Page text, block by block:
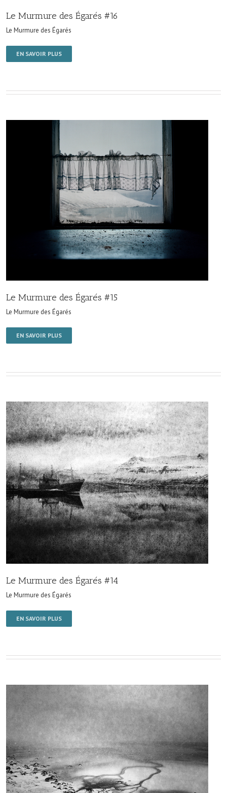
Le Murmure des Égarés #16
Le Murmure des Égarés
EN SAVOIR PLUS
Le Murmure des Égarés #15
Le Murmure des Égarés
EN SAVOIR PLUS
Le Murmure des Égarés #14
Le Murmure des Égarés
EN SAVOIR PLUS